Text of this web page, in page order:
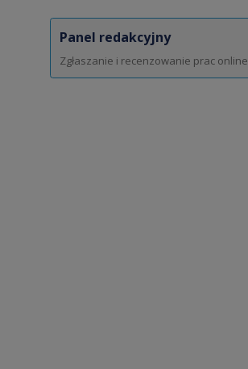
Panel redakcyjny
Zgłaszanie i recenzowanie prac online